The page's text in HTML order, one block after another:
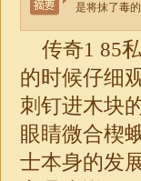
是将抹了毒
传奇1 85
的时候仔细
刺钉进木块
眼睛微合楔
士本身的发